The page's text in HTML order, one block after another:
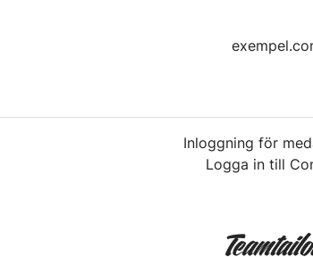
Inloggning för
Logga in till